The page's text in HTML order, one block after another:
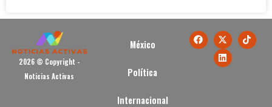
2026 © Copyright -
Noticias Activas
México
Política
Internacional